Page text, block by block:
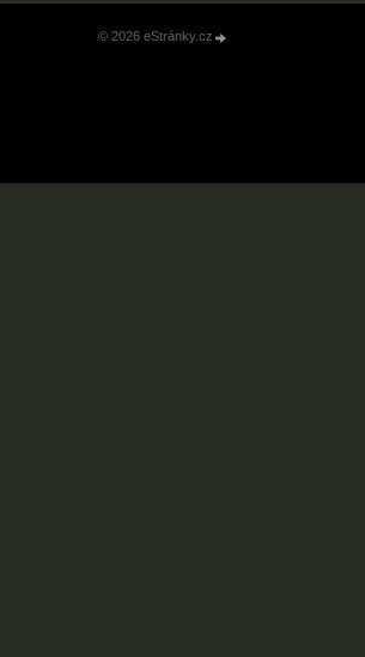
© 2026 eStránky.cz